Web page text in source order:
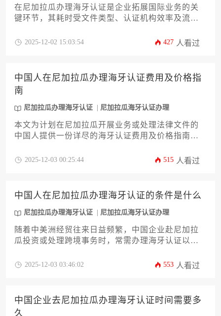
在尼加拉瓜办理海牙认证是企业拓展国际业务的关
键环节，其耗时受文件类型、认证机构效率及流程
段时间节点，提供实用优化策略，助力企业高效完
2025-12-02 15:03:54 427 人看过
中国人在尼加拉瓜办理海牙认证费用及价格指
南
尼加拉瓜办理海牙认证 尼加拉瓜海牙认证办理
本文为计划在尼加拉瓜开展业务或处理法律文件的
中国人提供一份详尽的海牙认证费用及价格指南。
见问题解决方案，旨在帮助企业主和高管高效完成
2025-12-03 00:25:44 515 人看过
中国人在尼加拉瓜办理海牙认证的条件是什么
尼加拉瓜办理海牙认证 尼加拉瓜海牙认证办理
随着中美洲经贸往来日益频繁，中国企业赴尼加拉
瓜投资或处理跨境事务时，常需办理海牙认证以确
中国公民在尼加拉瓜办理海牙认证的十二项关键条
提供解决方案。无论您是处理商业登记、委托书还
是学历证明，掌握这些条件将显著提升尼加拉瓜办
2025-12-03 03:46:02 553 人看过
中国企业去尼加拉瓜办理海牙认证时间需要多
久